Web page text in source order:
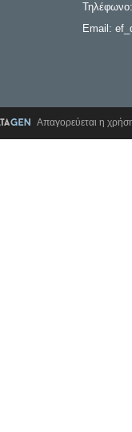
Email:
Απαγορεύεται η